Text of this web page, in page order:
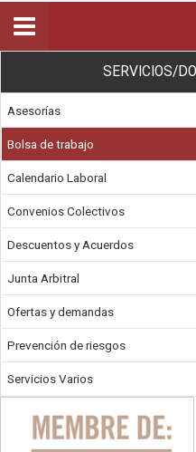
SERVICIOS/
Asesorías
Bolsa de trabajo
Calendario Laboral
Convenios Colectivos
Descuentos y Acuerdos
Junta Arbitral
Ofertas y demandas
Prevención de riesgos
Servicios Varios